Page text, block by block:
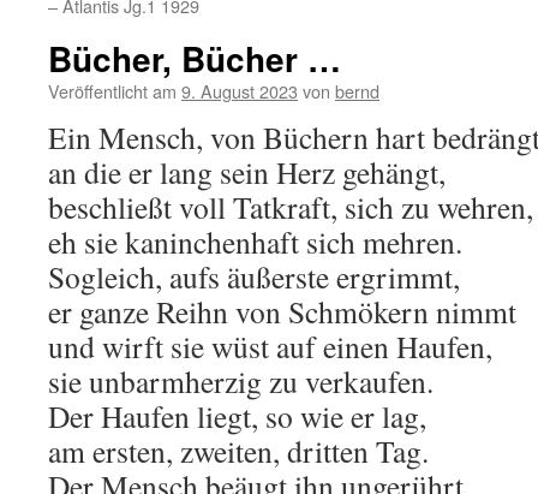
– Atlantis Jg.1 1929
Bücher, Bücher …
Veröffentlicht am 9. August 2023 von bernd
Ein Mensch, von Büchern hart
an die er lang sein Herz gehängt,
beschließt voll Tatkraft, sich zu wehren,
eh sie kaninchenhaft sich mehren.
Sogleich, aufs äußerste ergrimmt,
er ganze Reihn von Schmökern nimmt
und wirft sie wüst auf einen Haufen,
sie unbarmherzig zu verkaufen.
Der Haufen liegt, so wie er lag,
am ersten, zweiten, dritten Tag.
Der Mensch beäugt ihn ungerührt